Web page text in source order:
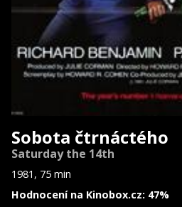
Sobota čtrnáctého
Saturday the 14th
1981, 75 min
Hodnocení na Kinobox.cz: 47%